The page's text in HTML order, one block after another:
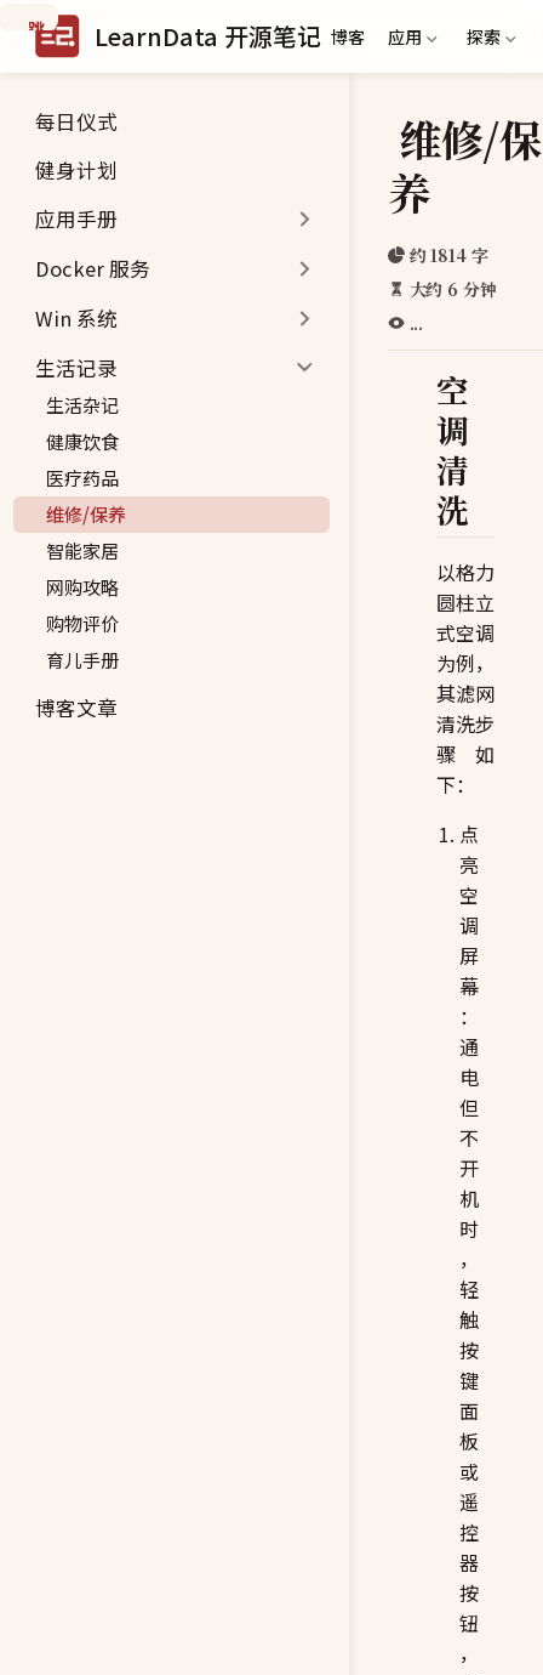
跳
到
主
内
容
LearnData 开源笔记 博客 应用 探索
每日仪式
健身计划
应用手册
Docker 服务
Win 系统
生活记录
生活杂记
健康饮食
医疗药品
维修/保养
智能家居
网购攻略
购物评价
育儿手册
博客文章
维修/保
养
约 1814 字
大约 6 分钟
...
空
调
清
洗
以格力
圆柱立
式空调
为例，
其滤网
清洗步
骤如
下：
点
亮
空
调
屏
幕
：
通
电
但
不
开
机
时
，
轻
触
按
键
面
板
或
遥
控
器
按
钮
，